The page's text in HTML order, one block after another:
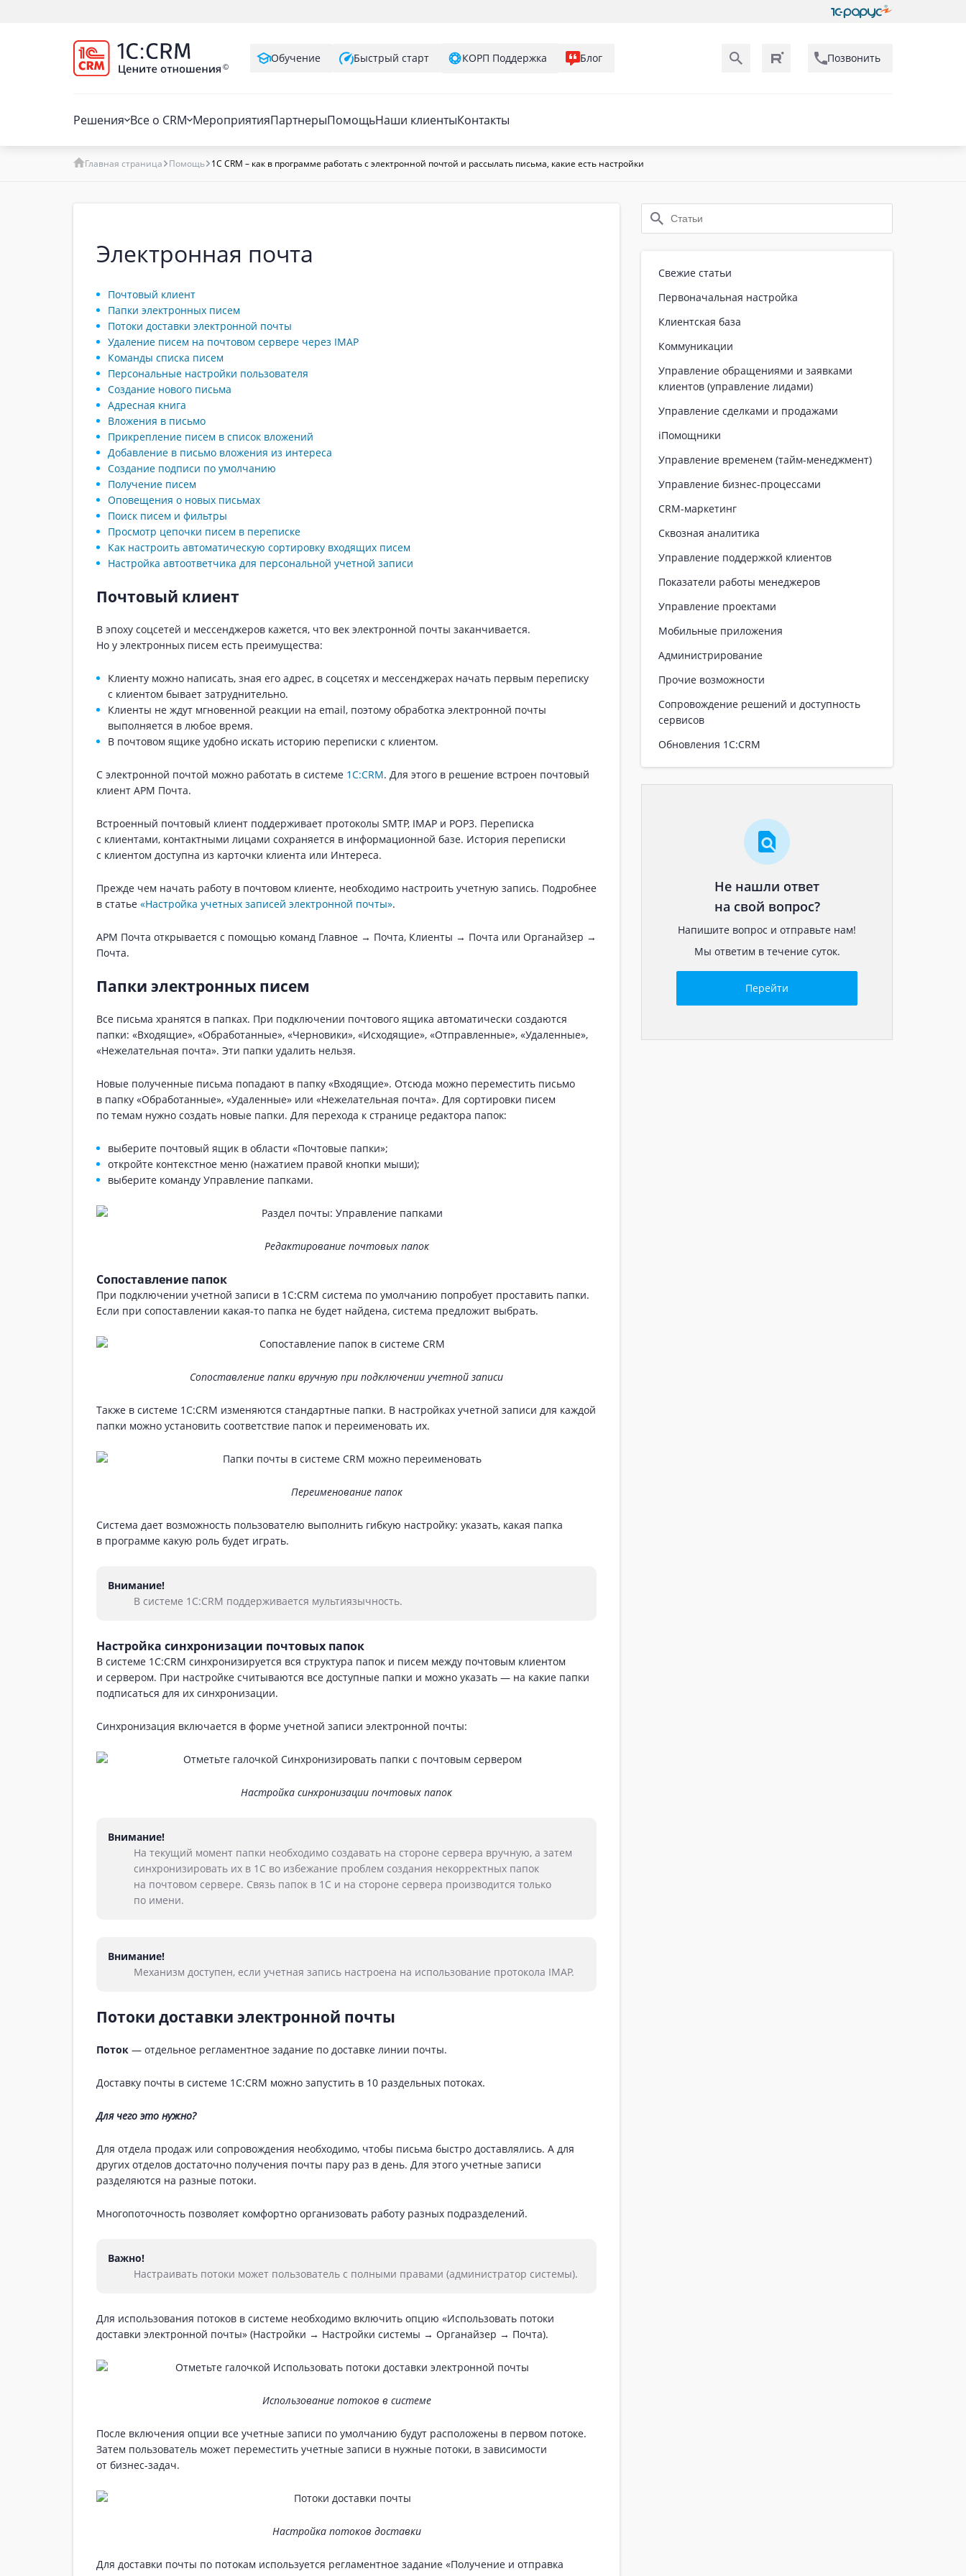
Обучение Быстрый старт КОРП Поддержка Блог Позвонить
Решения Все о CRM МероприятияПартнерыПомощьНаши клиентыКонтакты
Главная страница Помощь 1C CRM – как в программе работать с электронной почтой и рассылать письма, какие есть настройки
Электронная почта
Почтовый клиент
Папки электронных писем
Потоки доставки электронной почты
Удаление писем на почтовом сервере через IMAP
Команды списка писем
Персональные настройки пользователя
Создание нового письма
Адресная книга
Вложения в письмо
Прикрепление писем в список вложений
Добавление в письмо вложения из интереса
Создание подписи по умолчанию
Получение писем
Оповещения о новых письмах
Поиск писем и фильтры
Просмотр цепочки писем в переписке
Как настроить автоматическую сортировку входящих писем
Настройка автоответчика для персональной учетной записи
Почтовый клиент
В эпоху соцсетей и мессенджеров кажется, что век электронной почты заканчивается.
Но у электронных писем есть преимущества:
Клиенту можно написать, зная его адрес, в соцсетях и мессенджерах начать первым переписку
с клиентом бывает затруднительно.
Клиенты не ждут мгновенной реакции на email, поэтому обработка электронной почты
выполняется в любое время.
В почтовом ящике удобно искать историю переписки с клиентом.
С электронной почтой можно работать в системе 1С:CRM. Для этого в решение встроен почтовый
клиент АРМ Почта.
Встроенный почтовый клиент поддерживает протоколы SMTP, IMAP и POP3. Переписка
с клиентами, контактными лицами сохраняется в информационной базе. История переписки
с клиентом доступна из карточки клиента или Интереса.
Прежде чем начать работу в почтовом клиенте, необходимо настроить учетную запись. Подробнее
в статье «Настройка учетных записей электронной почты».
АРМ Почта открывается с помощью команд Главное → Почта, Клиенты → Почта или Органайзер →
Почта.
Папки электронных писем
Все письма хранятся в папках. При подключении почтового ящика автоматически создаются
папки: «Входящие», «Обработанные», «Черновики», «Исходящие», «Отправленные», «Удаленные»,
«Нежелательная почта». Эти папки удалить нельзя.
Новые полученные письма попадают в папку «Входящие». Отсюда можно переместить письмо
в папку «Обработанные», «Удаленные» или «Нежелательная почта». Для сортировки писем
по темам нужно создать новые папки. Для перехода к странице редактора папок:
выберите почтовый ящик в области «Почтовые папки»;
откройте контекстное меню (нажатием правой кнопки мыши);
выберите команду Управление папками.
Редактирование почтовых папок
Сопоставление папок
При подключении учетной записи в 1С:CRM система по умолчанию попробует проставить папки.
Если при сопоставлении какая-то папка не будет найдена, система предложит выбрать.
Сопоставление папки вручную при подключении учетной записи
Также в системе 1С:CRM изменяются стандартные папки. В настройках учетной записи для каждой
папки можно установить соответствие папок и переименовать их.
Переименование папок
Система дает возможность пользователю выполнить гибкую настройку: указать, какая папка
в программе какую роль будет играть.
Внимание!
В системе 1С:CRM поддерживается мультиязычность.
Настройка синхронизации почтовых папок
В системе 1С:CRM синхронизируется вся структура папок и писем между почтовым клиентом
и сервером. При настройке считываются все доступные папки и можно указать — на какие папки
подписаться для их синхронизации.
Синхронизация включается в форме учетной записи электронной почты:
Настройка синхронизации почтовых папок
Внимание!
На текущий момент папки необходимо создавать на стороне сервера вручную, а затем
синхронизировать их в 1С во избежание проблем создания некорректных папок
на почтовом сервере. Связь папок в 1С и на стороне сервера производится только
по имени.
Внимание!
Механизм доступен, если учетная запись настроена на использование протокола IMAP.
Потоки доставки электронной почты
Поток — отдельное регламентное задание по доставке линии почты.
Доставку почты в системе 1С:CRM можно запустить в 10 раздельных потоках.
Для чего это нужно?
Для отдела продаж или сопровождения необходимо, чтобы письма быстро доставлялись. А для
других отделов достаточно получения почты пару раз в день. Для этого учетные записи
разделяются на разные потоки.
Многопоточность позволяет комфортно организовать работу разных подразделений.
Важно!
Настраивать потоки может пользователь с полными правами (администратор системы).
Для использования потоков в системе необходимо включить опцию «‎Использовать потоки
доставки электронной почты» (Настройки → Настройки системы → Органайзер → Почта).
Использование потоков в системе
После включения опции все учетные записи по умолчанию будут расположены в первом потоке.
Затем пользователь может переместить учетные записи в нужные потоки, в зависимости
от бизнес-задач.
Настройка потоков доставки
Для доставки почты по потокам используется регламентное задание «Получение и отправка
Свежие статьи
Первоначальная настройка
Клиентская база
Коммуникации
Управление обращениями и заявками
клиентов (управление лидами)
Управление сделками и продажами
iПомощники
Управление временем (тайм-менеджмент)
Управление бизнес-процессами
CRM-маркетинг
Сквозная аналитика
Управление поддержкой клиентов
Показатели работы менеджеров
Управление проектами
Мобильные приложения
Администрирование
Прочие возможности
Сопровождение решений и доступность
сервисов
Обновления 1С:CRM
Не нашли ответ
на свой вопрос?
Напишите вопрос и отправьте нам!
Мы ответим в течение суток.
Перейти